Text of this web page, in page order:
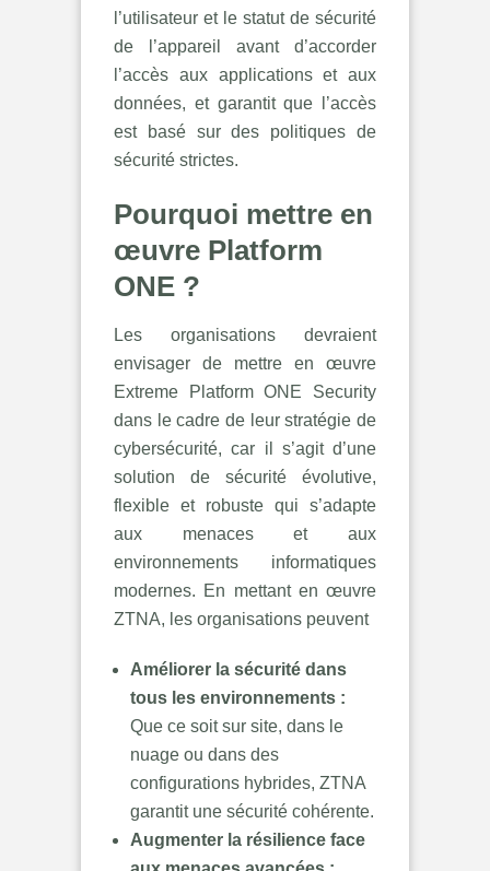
l’utilisateur et le statut de sécurité
de l’appareil avant d’accorder
l’accès aux applications et aux
données, et garantit que l’accès
est basé sur des politiques de
sécurité strictes.
Pourquoi mettre en
œuvre Platform
ONE ?
Les organisations devraient
envisager de mettre en œuvre
Extreme Platform ONE Security
dans le cadre de leur stratégie de
cybersécurité, car il s’agit d’une
solution de sécurité évolutive,
flexible et robuste qui s’adapte
aux menaces et aux
environnements informatiques
modernes. En mettant en œuvre
ZTNA, les organisations peuvent
Améliorer la sécurité dans
tous les environnements :
Que ce soit sur site, dans le
nuage ou dans des
configurations hybrides, ZTNA
garantit une sécurité cohérente.
Augmenter la résilience face